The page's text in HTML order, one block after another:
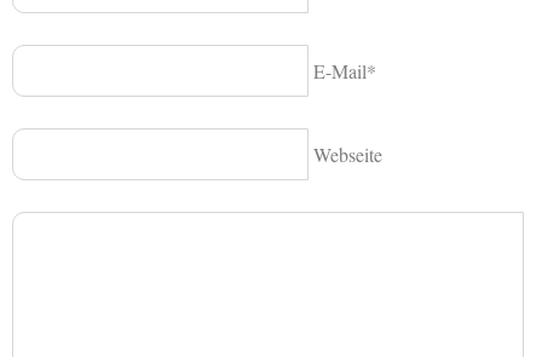
E-Mail*
Webseite